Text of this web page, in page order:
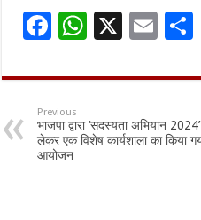
F
e
b
o
o
W
at
p
X
E
ai
Previous
भाजपा द्वारा ‘सदस्यता अभियान
लेकर एक विशेष कार्यशाला का किया
आयोजन